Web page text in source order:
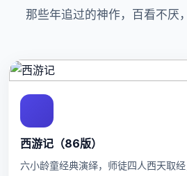
那些年追过的神作，百看不厌
西游记（86版）
六小龄童经典演绎，师徒四人西天取经